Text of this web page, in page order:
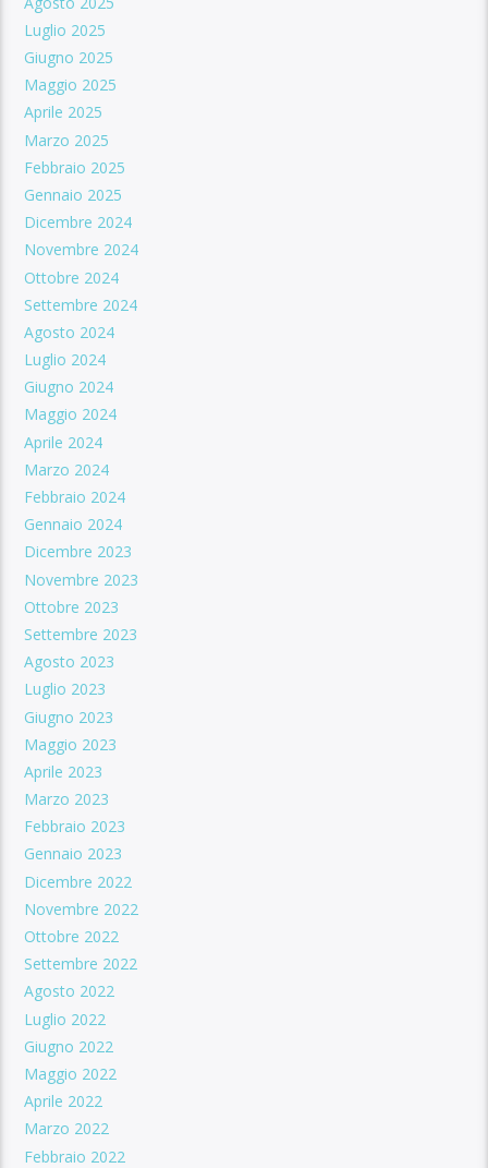
Luglio 2025
Giugno 2025
Maggio 2025
Aprile 2025
Marzo 2025
Febbraio 2025
Gennaio 2025
Dicembre 2024
Novembre 2024
Ottobre 2024
Settembre 2024
Agosto 2024
Luglio 2024
Giugno 2024
Maggio 2024
Aprile 2024
Marzo 2024
Febbraio 2024
Gennaio 2024
Dicembre 2023
Novembre 2023
Ottobre 2023
Settembre 2023
Agosto 2023
Luglio 2023
Giugno 2023
Maggio 2023
Aprile 2023
Marzo 2023
Febbraio 2023
Gennaio 2023
Dicembre 2022
Novembre 2022
Ottobre 2022
Settembre 2022
Agosto 2022
Luglio 2022
Giugno 2022
Maggio 2022
Aprile 2022
Marzo 2022
Febbraio 2022